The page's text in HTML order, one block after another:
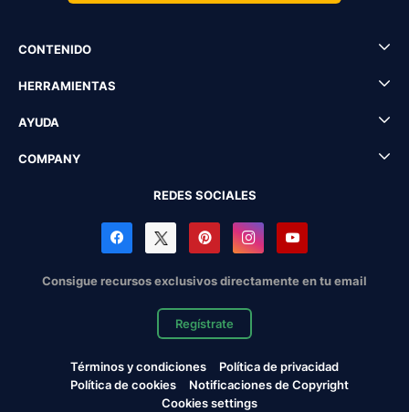
CONTENIDO
HERRAMIENTAS
AYUDA
COMPANY
REDES SOCIALES
Consigue recursos exclusivos directamente en tu email
Regístrate
Términos y condiciones
Política de privacidad
Política de cookies
Notificaciones de Copyright
Cookies settings